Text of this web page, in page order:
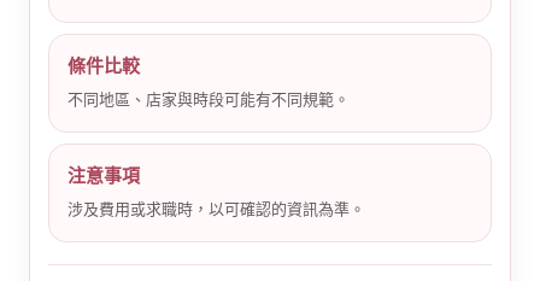
條件比較
不同地區、店家與時段可能有不同規範。
注意事項
涉及費用或求職時，以可確認的資訊為準。